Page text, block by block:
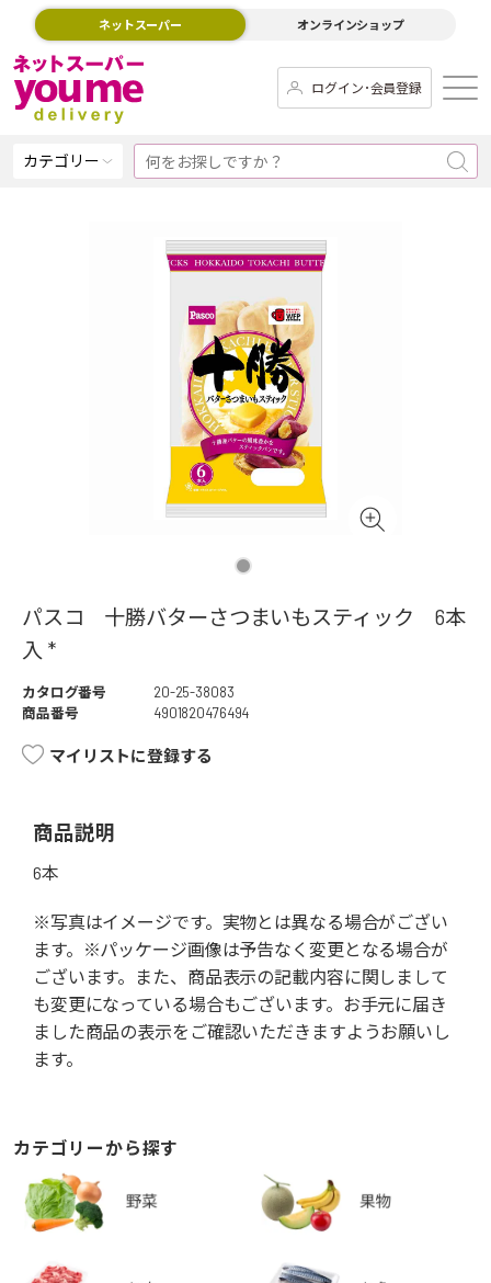
ネットスーパー オンラインショップ
ログイン･会員登録
カテゴリー
パスコ 十勝バターさつまいもスティック 6本
入 *
カタログ番号
20-25-38083
商品番号
4901820476494
マイリストに登録する
商品説明
6本
※写真はイメージです。実物とは異なる場合がござい
ます。※パッケージ画像は予告なく変更となる場合が
ございます。また、商品表示の記載内容に関しまして
も変更になっている場合もございます。お手元に届き
ました商品の表示をご確認いただきますようお願いし
ます。
カテゴリーから探す